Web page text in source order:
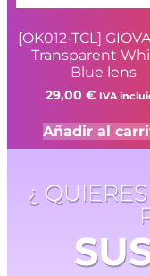
[OK012-TCL]
Transparent
Blue lens
29,00 € IVA
Añadir al
¿